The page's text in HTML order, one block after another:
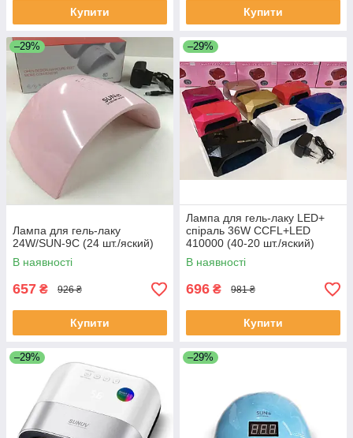
Купити Купити
–29%
Лампа для гель-лаку
24W/SUN-9C (24 шт./яский)
В наявності
657 ₴ 926 ₴
Купити
–29%
Лампа для гель-лаку LED+
спіраль 36W CCFL+LED
410000 (40-20 шт./яский)
В наявності
696 ₴ 981 ₴
Купити
–29% –29%